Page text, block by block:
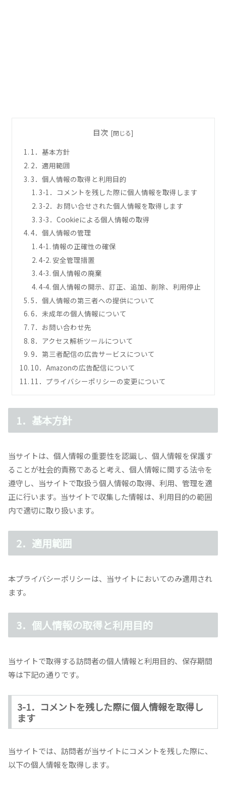
目次
1．基本方針
2．適用範囲
3．個人情報の取得と利用目的
3-1．コメントを残した際に個人情報を取得します
3-2．お問い合せされた個人情報を取得します
3-3．Cookieによる個人情報の取得
4．個人情報の管理
4-1. 情報の正確性の確保
4-2. 安全管理措置
4-3. 個人情報の廃棄
4-4. 個人情報の開示、訂正、追加、削除、利用停止
5．個人情報の第三者への提供について
6．未成年の個人情報について
7．お問い合わせ先
8．アクセス解析ツールについて
9．第三者配信の広告サービスについて
10．Amazonの広告配信について
11．プライバシーポリシーの変更について
1．基本方針
当サイトは、個人情報の重要性を認識し、個人情報を保護す
ることが社会的責務であると考え、個人情報に関する法令を
遵守し、当サイトで取扱う個人情報の取得、利用、管理を適
正に行います。当サイトで収集した情報は、利用目的の範囲
内で適切に取り扱います。
2．適用範囲
本プライバシーポリシーは、当サイトにおいてのみ適用され
ます。
3．個人情報の取得と利用目的
当サイトで取得する訪問者の個人情報と利用目的、保存期間
等は下記の通りです。
3-1．コメントを残した際に個人情報を取得し
ます
当サイトでは、訪問者が当サイトにコメントを残した際に、
以下の個人情報を取得します。